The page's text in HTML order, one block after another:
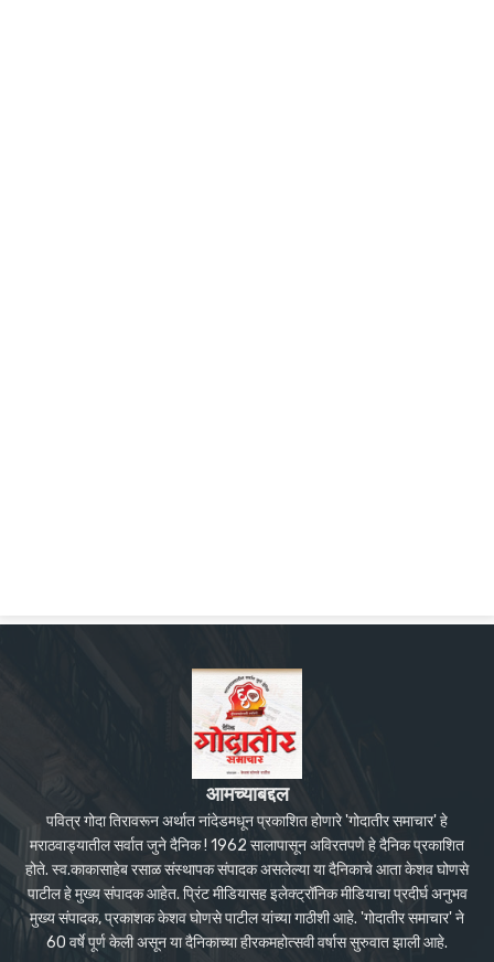
आमच्याबद्दल
पवित्र गोदा तिरावरून अर्थात नांदेडमधून प्रकाशित होणारे 'गोदातीर समाचार' हे
मराठवाड्यातील सर्वात जुने दैनिक ! 1962 सालापासून अविरतपणे हे दैनिक प्रकाशित
होते. स्व.काकासाहेब रसाळ संस्थापक संपादक असलेल्या या दैनिकाचे आता केशव घोणसे
पाटील हे मुख्य संपादक आहेत. प्रिंट मीडियासह इलेक्ट्रॉनिक मीडियाचा प्रदीर्घ अनुभव
मुख्य संपादक, प्रकाशक केशव घोणसे पाटील यांच्या गाठीशी आहे. 'गोदातीर समाचार' ने
60 वर्षे पूर्ण केली असून या दैनिकाच्या हीरकमहोत्सवी वर्षास सुरुवात झाली आहे.